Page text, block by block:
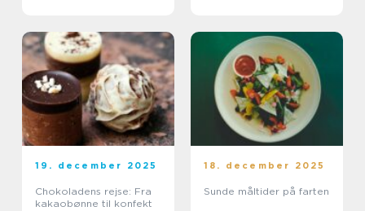
19. december 2025
Chokoladens rejse: Fra
kakaobønne til konfekt
18. december 2025
Sunde måltider på farten